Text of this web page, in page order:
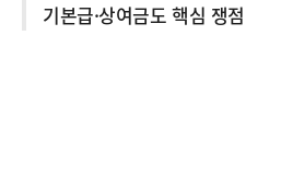
기본급·상여금도 핵심 쟁점